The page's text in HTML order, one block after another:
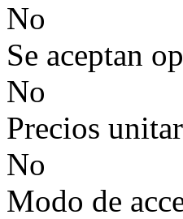
No
Se aceptan
No
Precios
No
Modo de